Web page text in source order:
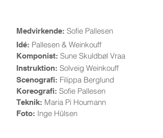
Medvirkende: Sofie Pallesen
Idé: Pallesen & Weinkouff
Komponist: Sune Skuldbøl Vraa
Instruktion: Solveig Weinkouff
Scenografi: Filippa Berglund
Koreografi: Sofie Pallesen
Teknik: Maria Pi Houmann
Foto: Inge Hülsen